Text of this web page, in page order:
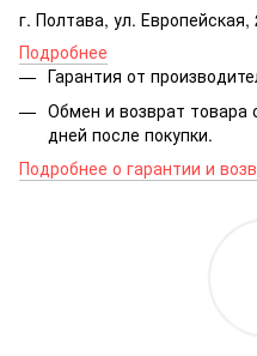
г. Полтава, ул. Европейская,
Подробнее
Гарантия от
Обмен и возврат товара
дней после покупки.
Подробнее о гарантии и